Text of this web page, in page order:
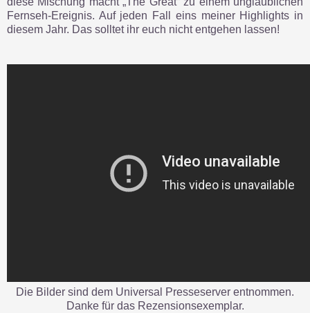
Fernseh-Ereignis. Auf jeden Fall eins meiner Highlights in
diesem Jahr. Das solltet ihr euch nicht entgehen lassen!
Die Bilder sind dem Universal Presseserver entnommen.
Danke für das Rezensionsexemplar.